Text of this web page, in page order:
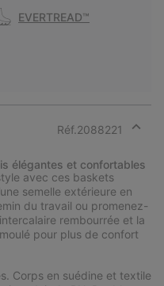
EVERTREAD™
Réf. 2088221
élégantes et confortables
avec ces baskets
semelle extérieure en
du travail ou promenez-
rembourrée et la
pour plus de confort
Corps en suédine et textile